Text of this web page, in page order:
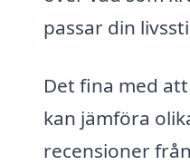
passar din
Det fina med
kan jämföra
recensioner